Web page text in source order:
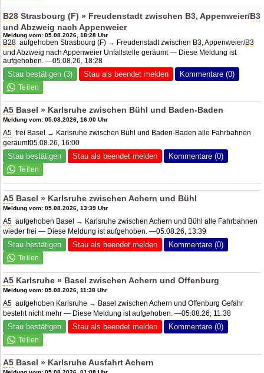
B28 Strasbourg (F) » Freudenstadt zwischen B3, Appenweier/B3
und Abzweig nach Appenweier
Meldung vom: 05.08.2026, 18:28 Uhr
B28 aufgehoben Strasbourg (F) → Freudenstadt zwischen B3, Appenweier/B3
und Abzweig nach Appenweier Unfallstelle geräumt — Diese Meldung ist
aufgehoben. —05.08.26, 18:28
Stau bestätigen (3) Stau als beendet melden Kommentare (0)
A5 Basel » Karlsruhe zwischen Bühl und Baden-Baden
Meldung vom: 05.08.2026, 16:00 Uhr
A5 frei Basel → Karlsruhe zwischen Bühl und Baden-Baden alle Fahrbahnen
geräumt05.08.26, 16:00
Stau bestätigen Stau als beendet melden Kommentare (0)
A5 Basel » Karlsruhe zwischen Achern und Bühl
Meldung vom: 05.08.2026, 13:39 Uhr
A5 aufgehoben Basel → Karlsruhe zwischen Achern und Bühl alle Fahrbahnen
wieder frei — Diese Meldung ist aufgehoben. —05.08.26, 13:39
Stau bestätigen Stau als beendet melden Kommentare (0)
A5 Karlsruhe » Basel zwischen Achern und Offenburg
Meldung vom: 05.08.2026, 11:38 Uhr
A5 aufgehoben Karlsruhe → Basel zwischen Achern und Offenburg Gefahr
besteht nicht mehr — Diese Meldung ist aufgehoben. —05.08.26, 11:38
Stau bestätigen Stau als beendet melden Kommentare (0)
A5 Basel » Karlsruhe Ausfahrt Achern